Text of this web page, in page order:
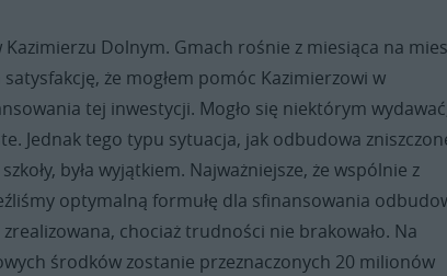
Kazimierzu Dolnym. Gmach rośnie z miesiąca na
że mogłem pomóc Kazimierzowi w
tej inwestycji. Mogło się niektórym
Jednak tego typu sytuacja, jak odbudowa
była wyjątkiem. Najważniejsze, że wspólnie z
optymalną formułę dla sfinansowania
chociaż trudności nie brakowało. Na
środków zostanie przeznaczonych 20 milionów